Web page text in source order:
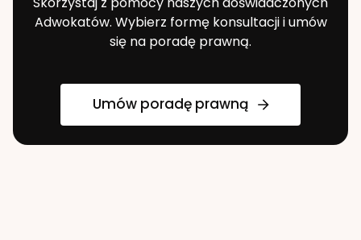
Adwokatów. Wybierz formę konsultacji i umów
się na poradę prawną.
Umów poradę prawną